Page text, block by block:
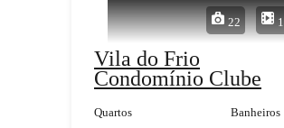
22 1
Vila do Frio
Condomínio Clube
Quartos Banheiros